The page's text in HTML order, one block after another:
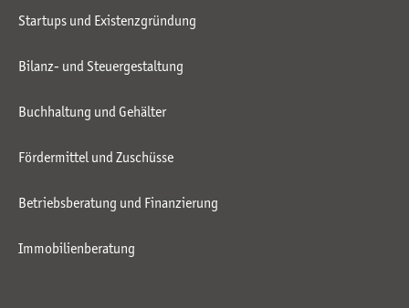
Startups und Existenzgründung
Bilanz- und Steuergestaltung
Buchhaltung und Gehälter
Fördermittel und Zuschüsse
Betriebsberatung und Finanzierung
Immobilienberatung